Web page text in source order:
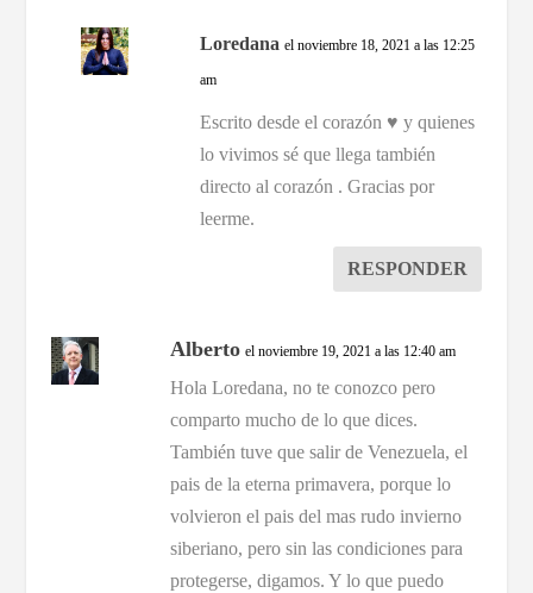
Loredana el noviembre 18, 2021 a las 12:25
am
Escrito desde el corazón ♥️ y quienes
lo vivimos sé que llega también
directo al corazón . Gracias por
leerme.
RESPONDER
Alberto el noviembre 19, 2021 a las 12:40 am
Hola Loredana, no te conozco pero
comparto mucho de lo que dices.
También tuve que salir de Venezuela, el
pais de la eterna primavera, porque lo
volvieron el pais del mas rudo invierno
siberiano, pero sin las condiciones para
protegerse, digamos. Y lo que puedo